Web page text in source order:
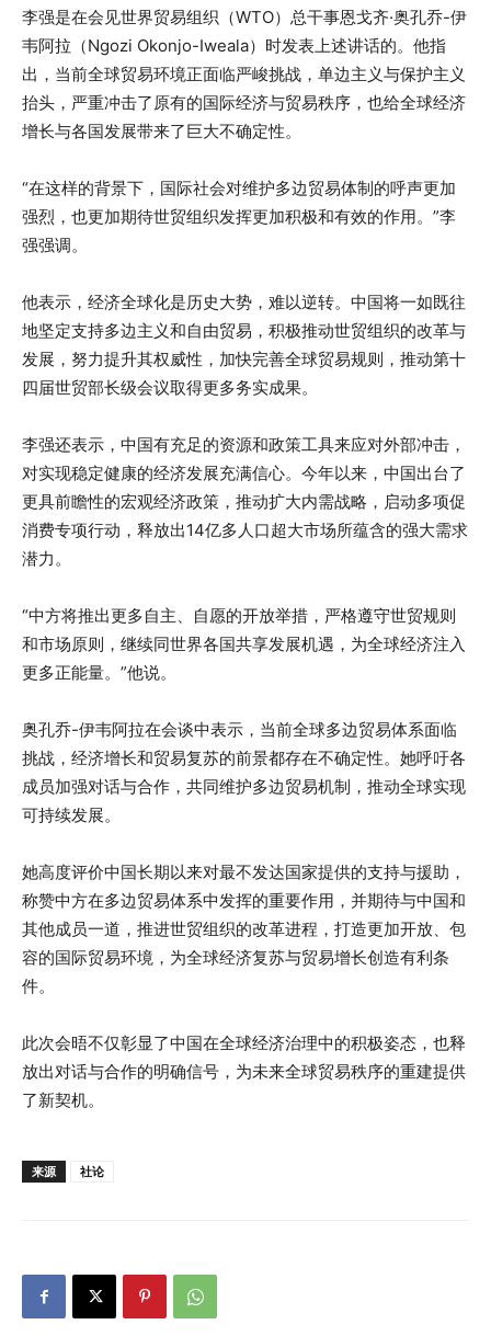
李强是在会见世界贸易组织（WTO）总干事恩戈齐·奥孔乔-伊
韦阿拉（Ngozi Okonjo-Iweala）时发表上述讲话的。他指
出，当前全球贸易环境正面临严峻挑战，单边主义与保护主义
抬头，严重冲击了原有的国际经济与贸易秩序，也给全球经济
增长与各国发展带来了巨大不确定性。
“在这样的背景下，国际社会对维护多边贸易体制的呼声更加
强烈，也更加期待世贸组织发挥更加积极和有效的作用。”李
强强调。
他表示，经济全球化是历史大势，难以逆转。中国将一如既往
地坚定支持多边主义和自由贸易，积极推动世贸组织的改革与
发展，努力提升其权威性，加快完善全球贸易规则，推动第十
四届世贸部长级会议取得更多务实成果。
李强还表示，中国有充足的资源和政策工具来应对外部冲击，
对实现稳定健康的经济发展充满信心。今年以来，中国出台了
更具前瞻性的宏观经济政策，推动扩大内需战略，启动多项促
消费专项行动，释放出14亿多人口超大市场所蕴含的强大需求
潜力。
“中方将推出更多自主、自愿的开放举措，严格遵守世贸规则
和市场原则，继续同世界各国共享发展机遇，为全球经济注入
更多正能量。”他说。
奥孔乔-伊韦阿拉在会谈中表示，当前全球多边贸易体系面临
挑战，经济增长和贸易复苏的前景都存在不确定性。她呼吁各
成员加强对话与合作，共同维护多边贸易机制，推动全球实现
可持续发展。
她高度评价中国长期以来对最不发达国家提供的支持与援助，
称赞中方在多边贸易体系中发挥的重要作用，并期待与中国和
其他成员一道，推进世贸组织的改革进程，打造更加开放、包
容的国际贸易环境，为全球经济复苏与贸易增长创造有利条
件。
此次会晤不仅彰显了中国在全球经济治理中的积极姿态，也释
放出对话与合作的明确信号，为未来全球贸易秩序的重建提供
了新契机。
来源 社论